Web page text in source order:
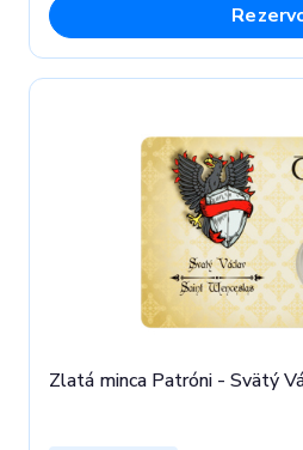
Zlatá minca Patróni - Svätý